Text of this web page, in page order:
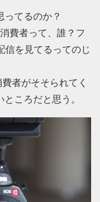
ってるのか？
費者って、誰？フ
信を見てるってのじ
者がそそられてく
ころだと思う。